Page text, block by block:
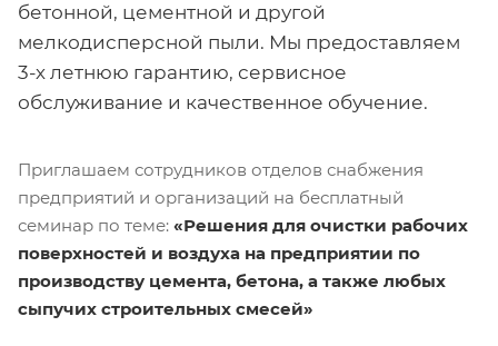
бетонной, цементной и другой
мелкодисперсной пыли. Мы предоставляем
3-х летнюю гарантию, сервисное
обслуживание и качественное обучение.
Приглашаем сотрудников отделов снабжения
предприятий и организаций на бесплатный
семинар по теме: «Решения для очистки рабочих
поверхностей и воздуха на предприятии по
производству цемента, бетона, а также любых
сыпучих строительных смесей»